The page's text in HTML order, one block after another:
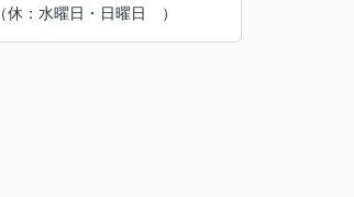
（休：水曜日・日曜日 ）